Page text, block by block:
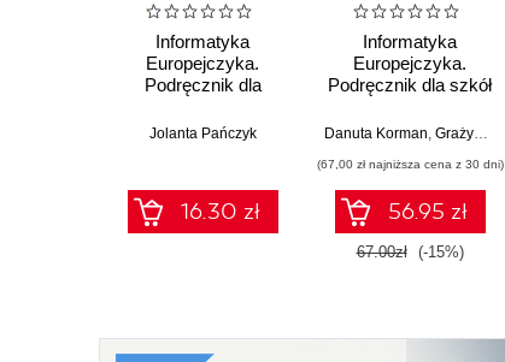
Informatyka
Europejczyka.
Podręcznik dla
Klasa 7 (Wydanie II)
Jolanta Pańczyk
16.30 zł
Informatyka
Europejczyka.
Podręcznik dla szkół
Zakres podstawowy.
numerem
dopuszczenia)
Danuta Korman, Grażyna Szabłowicz-Zawadzka
(67,00 zł najniższa cena z 30 dni)
56.95 zł
67.00zł (-15%)